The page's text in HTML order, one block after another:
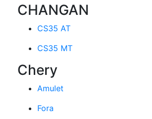
CHANGAN
CS35 AT
CS35 MT
Chery
Amulet
Fora